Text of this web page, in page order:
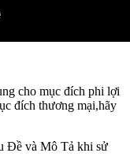
cho mục đích phi lợi
đích thương mại,hãy
Đề và Mô Tả khi sử